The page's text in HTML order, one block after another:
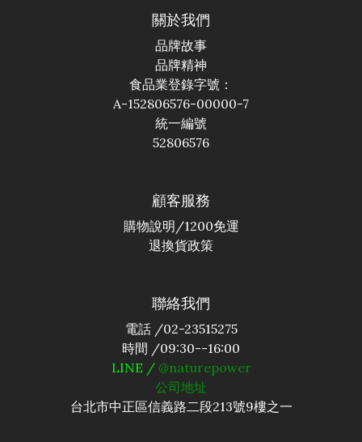
關於我們
品牌故事
品牌精神
食品業登錄字號：
A-152806576-00000-7
統一編號
52806576
顧客服務
購物說明/1200免運
退換貨政策
聯絡我們
電話 /02-23515275
時間 /09:30--16:00
LINE / @naturepower
公司地址
台北市中正區信義路二段213號9樓之一